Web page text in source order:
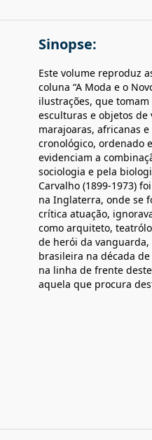
Sinopse:
Este volume reproduz
coluna “A Moda e o
ilustrações, que
esculturas e objetos de
marajoaras, africanas
cronológico, ordenado
evidenciam a
sociologia e pela
Carvalho (1899-1973)
na Inglaterra, onde se
crítica atuação,
como arquiteto,
de herói da
brasileira na década
na linha de frente
aquela que procura